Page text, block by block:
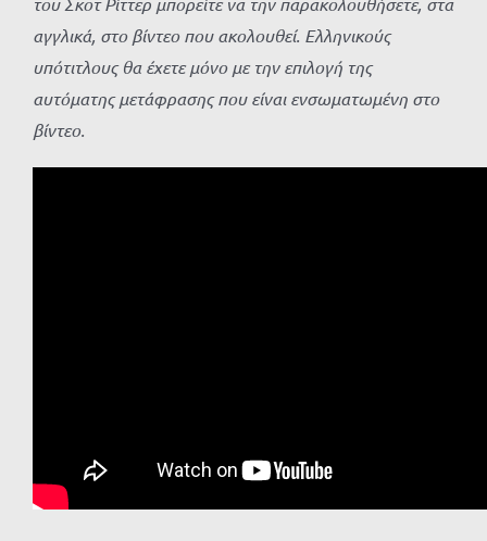
αγγλικά, στο βίντεο που ακολουθεί. Ελληνικούς
υπότιτλους θα έχετε μόνο με την επιλογή της
αυτόματης μετάφρασης που είναι ενσωματωμένη στο
βίντεο.